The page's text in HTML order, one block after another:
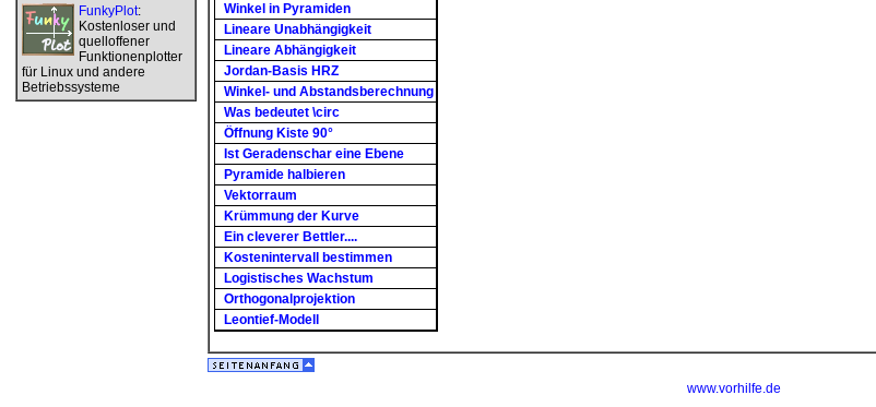
FunkyPlot:
Kostenloser und
quelloffener
Funktionenplotter
für Linux und andere
Betriebssysteme
Winkel in Pyramiden
Lineare Unabhängigkeit
Lineare Abhängigkeit
Jordan-Basis HRZ
Winkel- und Abstandsberechnung
Was bedeutet \circ
Öffnung Kiste 90°
Ist Geradenschar eine Ebene
Pyramide halbieren
Vektorraum
Krümmung der Kurve
Ein cleverer Bettler....
Kostenintervall bestimmen
Logistisches Wachstum
Orthogonalprojektion
Leontief-Modell
www.vorhilfe.de